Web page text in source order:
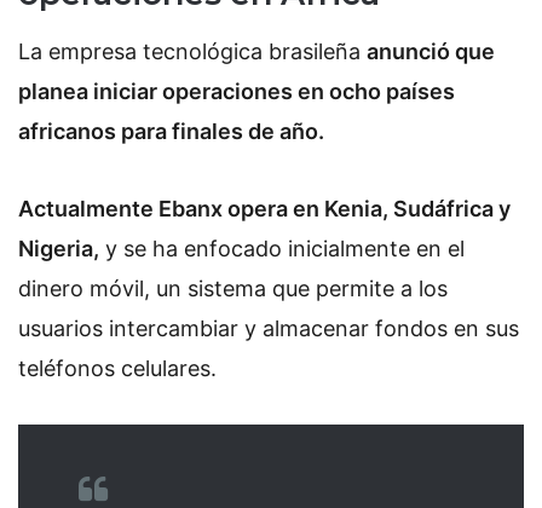
La empresa tecnológica brasileña anunció que
planea iniciar operaciones en ocho países
africanos para finales de año.
Actualmente Ebanx opera en Kenia, Sudáfrica y
Nigeria, y se ha enfocado inicialmente en el
dinero móvil, un sistema que permite a los
usuarios intercambiar y almacenar fondos en sus
teléfonos celulares.